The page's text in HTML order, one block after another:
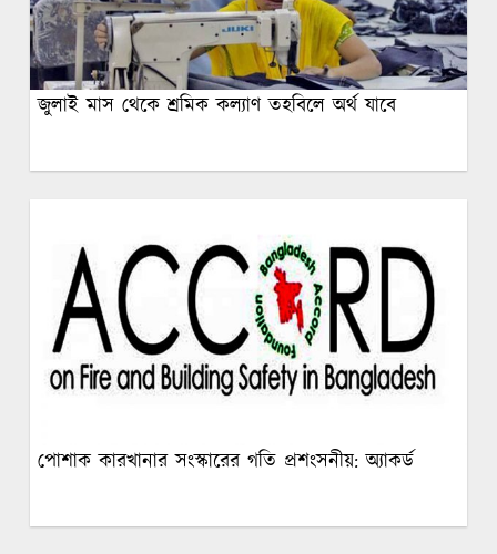
জুলাই মাস থেকে শ্রমিক কল্যাণ তহবিলে অর্থ যাবে
পোশাক কারখানার সংস্কারের গতি প্রশংসনীয়: অ্যাকর্ড